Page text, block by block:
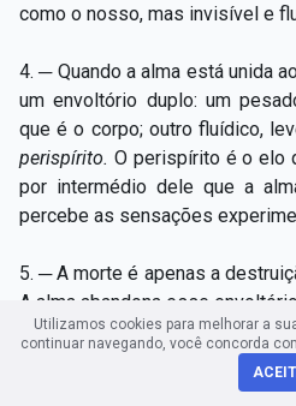
como o nosso, mas invisível e
4. ─ Quando a alma está unida
um envoltório duplo: um
que é o corpo; outro fluídico,
perispírito. O perispírito é o elo
por intermédio dele que a
percebe as sensações
5. ─ A morte é apenas a
A alma abandona esse
velha, ou como a borboleta
conserva o seu corpo
alma, do perispírito e do corpo
Utilizamos cookies para melhorar a
continuar navegando, você concorda